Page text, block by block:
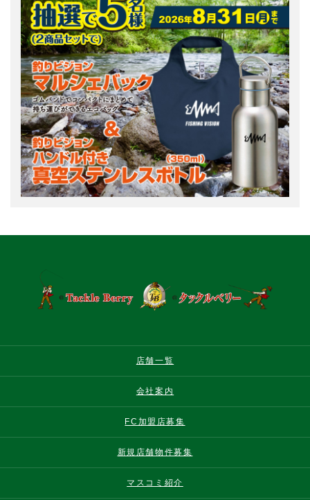
店舗一覧
会社案内
FC加盟店募集
新規店舗物件募集
マスコミ紹介